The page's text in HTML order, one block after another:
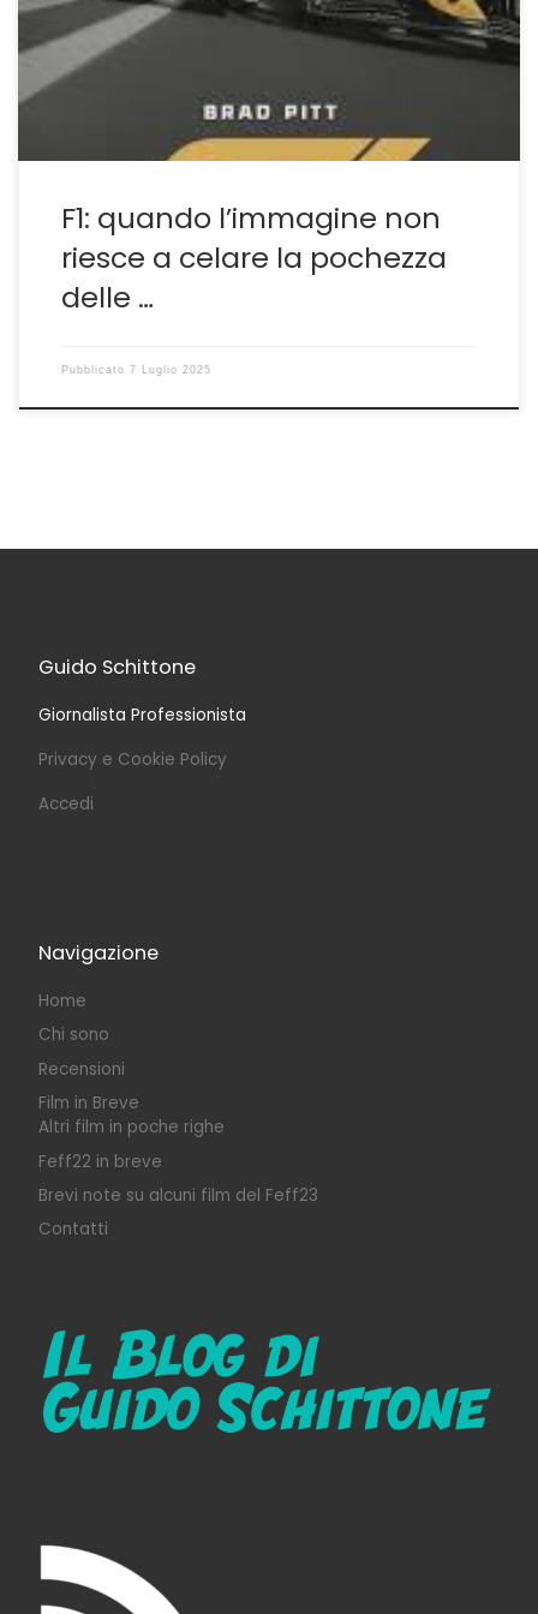
un film sul mondo della Formula 1 e del motorsport
quasi definitivo. Purtroppo la realtà ha preso il
sopravvento sull’immaginazione e…sulle speranze. F1 […]
F1: quando l’immagine non
riesce a celare la pochezza
delle …
Pubblicato 7 Luglio 2025
Guido Schittone
Giornalista Professionista
Privacy e Cookie Policy
Accedi
Navigazione
Home
Chi sono
Recensioni
Film in Breve
Altri film in poche righe
Feff22 in breve
Brevi note su alcuni film del Feff23
Contatti